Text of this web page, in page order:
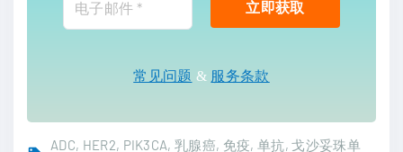
常见问题 & 服务条款
ADC HER2 PIK3CA 乳腺癌 免疫 单抗 戈沙妥珠单